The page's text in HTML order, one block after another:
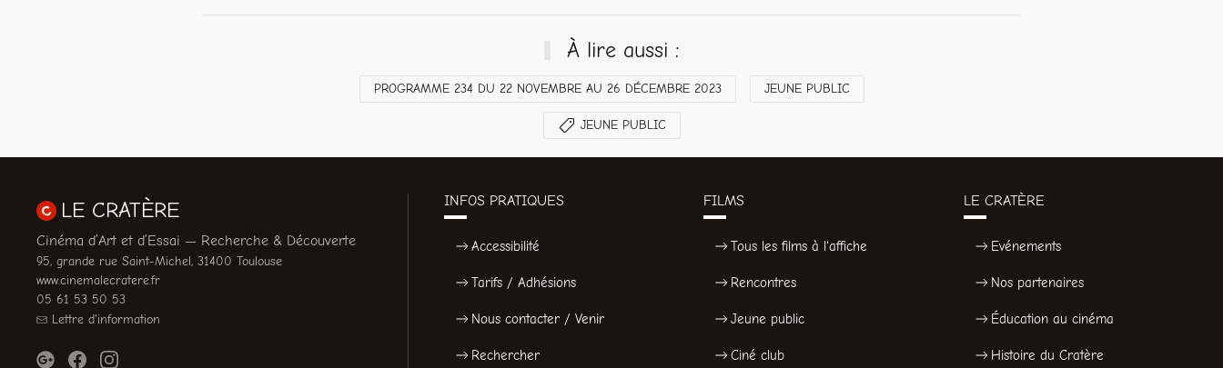
À lire aussi :
PROGRAMME 234 DU 22 NOVEMBRE AU 26 DÉCEMBRE 2023 JEUNE PUBLIC
JEUNE PUBLIC
LE CRATÈRE
Cinéma d’Art et d’Essai — Recherche & Découverte
95, grande rue Saint-Michel, 31400 Toulouse
www.cinemalecratere.fr
05 61 53 50 53
Lettre d'information
INFOS PRATIQUES
Accessibilité
Tarifs / Adhésions
Nous contacter / Venir
Rechercher
FILMS
Tous les films à l'affiche
Rencontres
Jeune public
Ciné club
LE CRATÈRE
Evénements
Nos partenaires
Éducation au cinéma
Histoire du Cratère